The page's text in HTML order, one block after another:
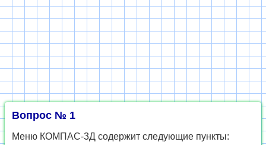
Вопрос № 1
Меню КОМПАС-3Д содержит следующие пункты: